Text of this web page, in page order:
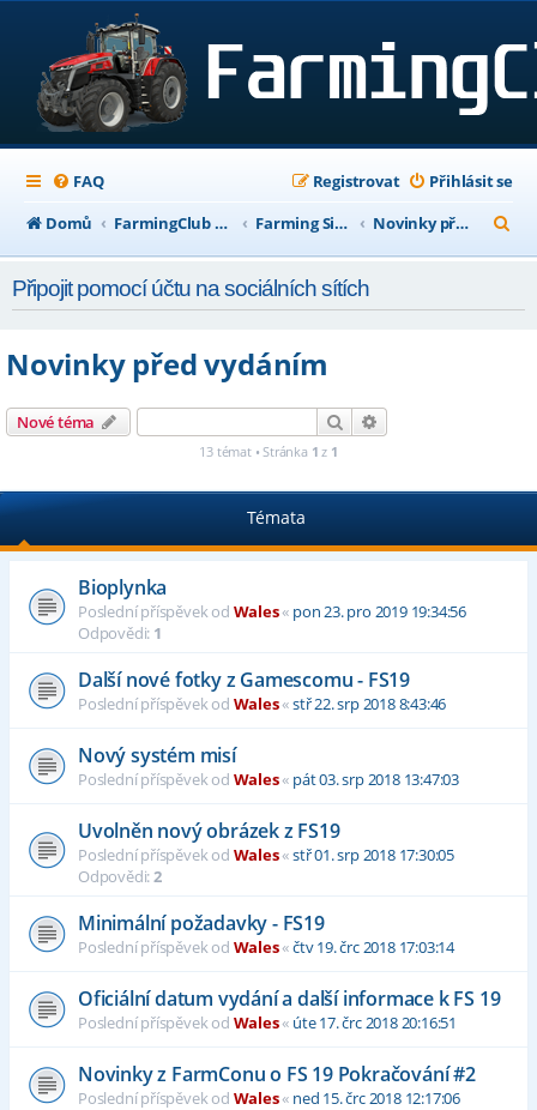
FAQ Přihlásit se
Registrovat
Domů
FarmingClub Fórum Farming Simulator 19 Novinky před vydáním
l
Připojit pomocí účtu na sociálních sítích
Novinky před vydáním
Nové téma Hledat
13 témat • Stránka 1 z 1
Témata
Bioplynka
Poslední příspěvek od Wales« pon 23. pro 2019 19:34:56
Odpovědi: 1
Další nové fotky z Gamescomu - FS19
Poslední příspěvek od Wales«stř 22. srp 2018 8:43:46
Nový systém misí
Poslední příspěvek od Wales« pát 03. srp 2018 13:47:03
Uvolněn nový obrázek z FS19
Poslední příspěvek od Wales«stř 01. srp 2018 17:30:05
Odpovědi:2
Minimální požadavky - FS19
Poslední příspěvek od Wales«čtv 19. črc 2018 17:03:14
Oficiální datum vydání a další informace k FS 19
Poslední příspěvek od Wales« úte 17. črc 2018 20:16:51
Novinky z FarmConu o FS 19 Pokračování #2
Poslední příspěvek od Wales« ned 15. črc 2018 12:17:06